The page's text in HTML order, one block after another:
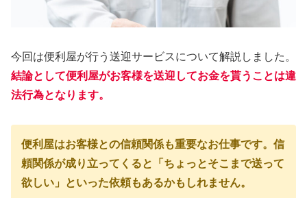
今回は便利屋が行う送迎サービスについて解説しました。
結論として便利屋がお客様を送迎してお金を貰うことは違
法行為となります。
便利屋はお客様との信頼関係も重要なお仕事です。信
頼関係が成り立ってくると「ちょっとそこまで送って
欲しい」といった依頼もあるかもしれません。